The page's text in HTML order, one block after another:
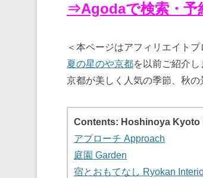
⇒Agodaで検索・予
＜本ページはアフィリエイト
夏の星のや京都を以前ご紹介し
京都が美しく人気の季節、秋の
Contents: Hoshinoya
アプローチ Approach
庭園 Garden
宿とおもてなし Ryokan